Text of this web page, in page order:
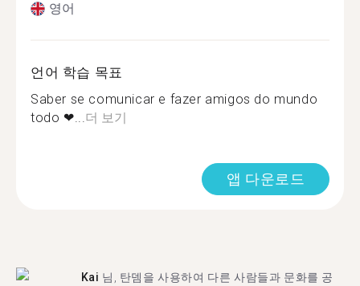
영어
언어 학습 목표
Saber se comunicar e fazer amigos do mundo
todo ❤...더 보기
앱 다운로드
Kai 님, 탄뎀을 사용하여 다른 사람들과 문화를 공